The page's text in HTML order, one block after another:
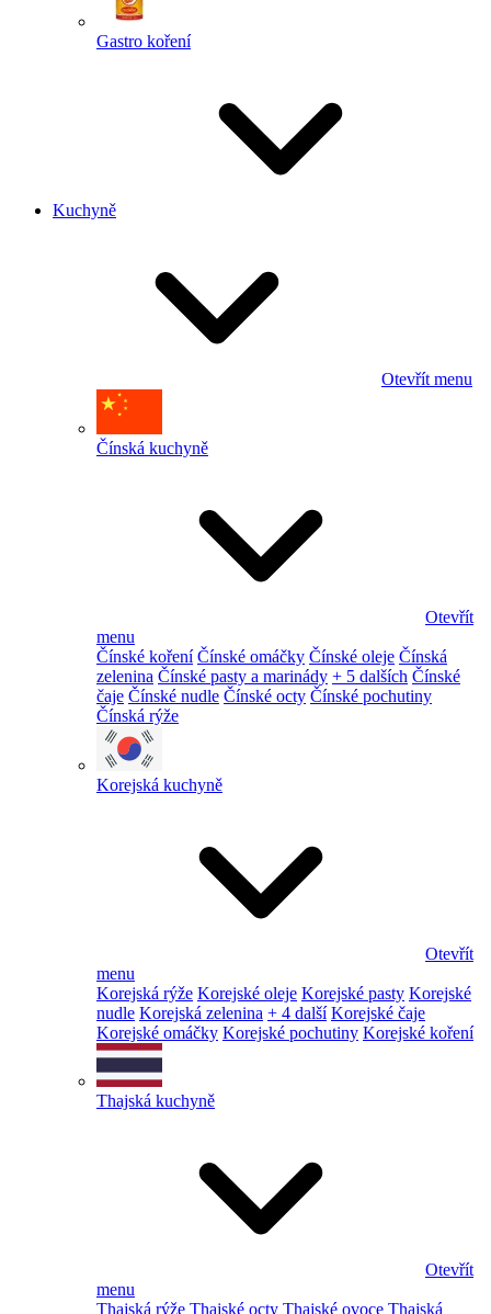
Gastro koření
Kuchyně
Otevřít menu
Čínská kuchyně
Otevřít
menu
Čínské koření Čínské omáčky Čínské oleje Čínská
zelenina Čínské pasty a marinády + 5 dalších Čínské
čaje Čínské nudle Čínské octy Čínské pochutiny
Čínská rýže
Korejská kuchyně
Otevřít
menu
Korejská rýže Korejské oleje Korejské pasty Korejské
nudle Korejská zelenina + 4 další Korejské čaje
Korejské omáčky Korejské pochutiny Korejské koření
Thajská kuchyně
Otevřít
menu
Thajská rýže Thajské octy Thajské ovoce Thajská